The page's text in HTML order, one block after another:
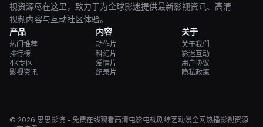
视资源尽在这里，致力于为全球影迷提供最新影视资讯、高清
视频内容与互动社区体验。
产品
热门推荐
排行榜
4K专区
影视资讯
内容
动作片
科幻片
爱情片
纪录片
关于
关于我们
影迷互动
用户协议
隐私政策
© 2026 思思影院 - 免费在线观看高清电影电视剧综艺动漫全网热播影视资源